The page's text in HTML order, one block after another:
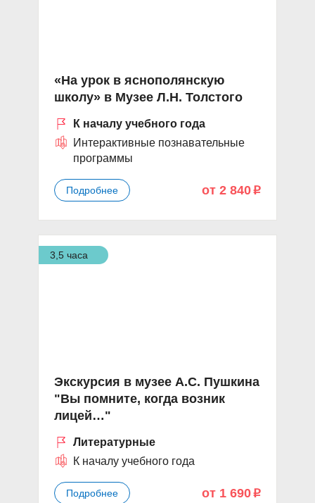
«На урок в яснополянскую
школу» в Музее Л.Н. Толстого
К началу учебного года
Интерактивные познавательные
программы
Подробнее от 2 840 p
3,5 часа
Экскурсия в музее А.С. Пушкина
"Вы помните, когда возник
лицей…"
Литературные
К началу учебного года
Подробнее от 1 690 p